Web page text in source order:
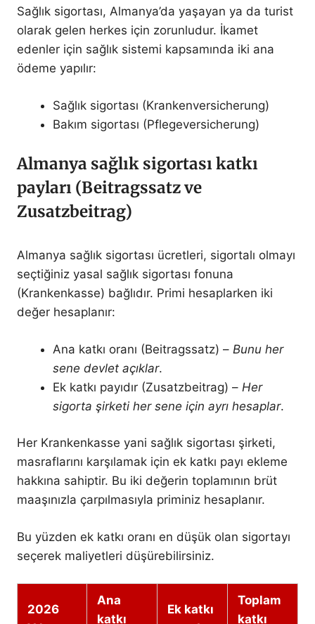
Sağlık sigortası, Almanya’da yaşayan ya da turist
olarak gelen herkes için zorunludur. İkamet
edenler için sağlık sistemi kapsamında iki ana
ödeme yapılır:
Sağlık sigortası (Krankenversicherung)
Bakım sigortası (Pflegeversicherung)
Almanya sağlık sigortası katkı
payları (Beitragssatz ve
Zusatzbeitrag)
Almanya sağlık sigortası ücretleri, sigortalı olmayı
seçtiğiniz yasal sağlık sigortası fonuna
(Krankenkasse) bağlıdır. Primi hesaplarken iki
değer hesaplanır:
Ana katkı oranı (Beitragssatz) – Bunu her
sene devlet açıklar.
Ek katkı payıdır (Zusatzbeitrag) – Her
sigorta şirketi her sene için ayrı hesaplar.
Her Krankenkasse yani sağlık sigortası şirketi,
masraflarını karşılamak için ek katkı payı ekleme
hakkına sahiptir. Bu iki değerin toplamının brüt
maaşınızla çarpılmasıyla priminiz hesaplanır.
Bu yüzden ek katkı oranı en düşük olan sigortayı
seçerek maliyetleri düşürebilirsiniz.
2026
Ana
katkı
Ek katkı
Toplam
katkı